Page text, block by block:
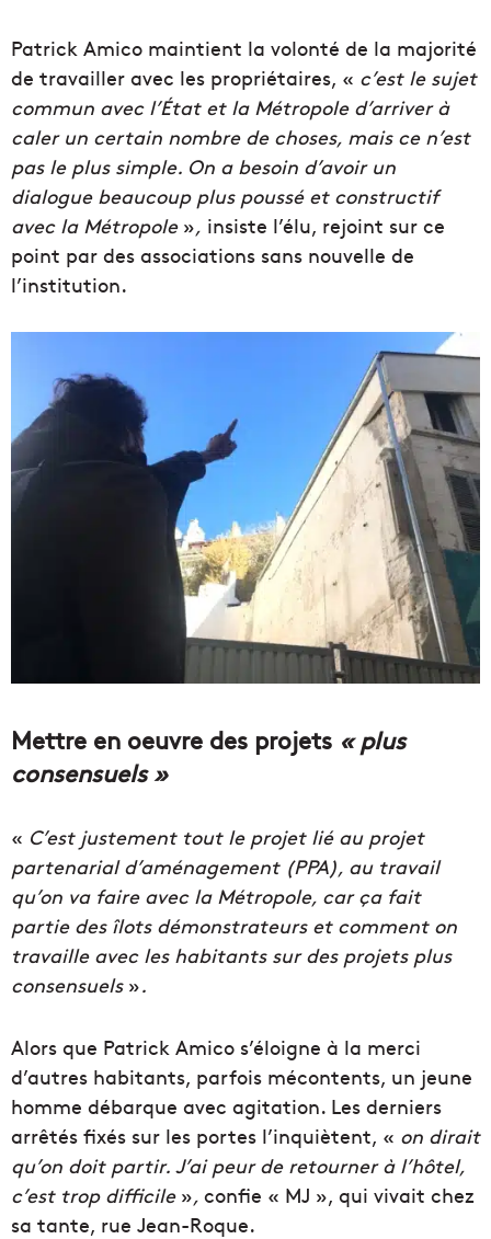
Patrick Amico maintient la volonté de la majorité
de travailler avec les propriétaires, « c’est le sujet
commun avec l’État et la Métropole d’arriver à
caler un certain nombre de choses, mais ce n’est
pas le plus simple. On a besoin d’avoir un
dialogue beaucoup plus poussé et constructif
avec la Métropole », insiste l’élu, rejoint sur ce
point par des associations sans nouvelle de
l’institution.
Mettre en oeuvre des projets « plus
consensuels »
« C’est justement tout le projet lié au projet
partenarial d’aménagement (PPA), au travail
qu’on va faire avec la Métropole, car ça fait
partie des îlots démonstrateurs et comment on
travaille avec les habitants sur des projets plus
consensuels».
Alors que Patrick Amico s’éloigne à la merci
d’autres habitants, parfois mécontents, un jeune
homme débarque avec agitation. Les derniers
arrêtés fixés sur les portes l’inquiètent, « on dirait
qu’on doit partir. J’ai peur de retourner à l’hôtel,
c’est trop difficile », confie « MJ », qui vivait chez
sa tante, rue Jean-Roque.